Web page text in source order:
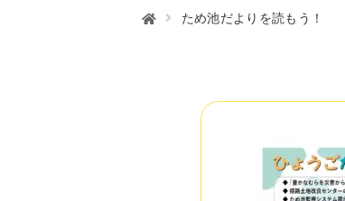
ため池だよりを読もう！